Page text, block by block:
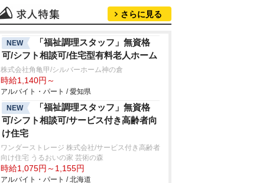
さらに見る
NEW
「福祉調理スタッフ」無資格
可/シフト相談可/住宅型有料老人ホーム
株式会社角亀甲/シルバーホーム神の倉
時給1,140円～
アルバイト・パート / 愛知県
NEW
「福祉調理スタッフ」無資格
可/シフト相談可/サービス付き高齢者向
け住宅
ワンダーストレージ 株式会社/サービス付き高齢者
向け住宅 うるおいの家 芸術の森
時給1,075円～1,155円
アルバイト・パート / 北海道